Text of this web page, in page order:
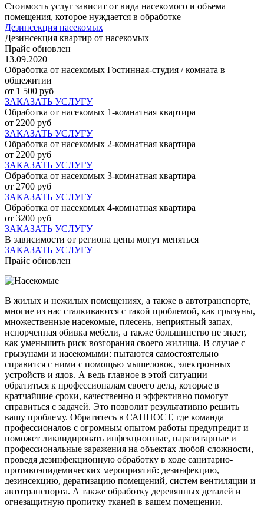
Стоимость услуг зависит от вида насекомого и объема
помещения, которое нуждается в обработке
Дезинсекция насекомых
Дезинсекция квартир от насекомых
Прайс обновлен
13.09.2020
Обработка от насекомых Гостинная-студия / комната в
общежитии
от 1 500 руб
ЗАКАЗАТЬ УСЛУГУ
Обработка от насекомых 1-комнатная квартира
от 2200 руб
ЗАКАЗАТЬ УСЛУГУ
Обработка от насекомых 2-комнатная квартира
от 2200 руб
ЗАКАЗАТЬ УСЛУГУ
Обработка от насекомых 3-комнатная квартира
от 2700 руб
ЗАКАЗАТЬ УСЛУГУ
Обработка от насекомых 4-комнатная квартира
от 3200 руб
ЗАКАЗАТЬ УСЛУГУ
В зависимости от региона цены могут меняться
ЗАКАЗАТЬ УСЛУГУ
Прайс обновлен
В жилых и нежилых помещениях, а также в автотранспорте,
многие из нас сталкиваются с такой проблемой, как грызуны,
множественные насекомые, плесень, неприятный запах,
испорченная обивка мебели, а также большинство не знает,
как уменьшить риск возгорания своего жилища. В случае с
грызунами и насекомыми: пытаются самостоятельно
справится с ними с помощью мышеловок, электронных
устройств и ядов. А ведь главное в этой ситуации –
обратиться к профессионалам своего дела, которые в
кратчайшие сроки, качественно и эффективно помогут
справиться с задачей. Это позволит результативно решить
вашу проблему. Обратитесь в САНПОСТ, где команда
профессионалов с огромным опытом работы предупредит и
поможет ликвидировать инфекционные, паразитарные и
профессиональные заражения на объектах любой сложности,
проведя дезинфекционную обработку в ходе санитарно-
противоэпидемических мероприятий: дезинфекцию,
дезинсекцию, дератизацию помещений, систем вентиляции и
автотранспорта. А также обработку деревянных деталей и
огнезащитную пропитку тканей в вашем помещении.